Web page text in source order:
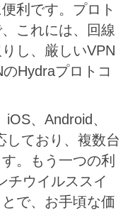
利です。プロト
これには、回線
し、厳しいVPN
Hydraプロトコ
、Android、
しており、複数台
。もう一つの利
チウイルススイ
で、お手頃な価